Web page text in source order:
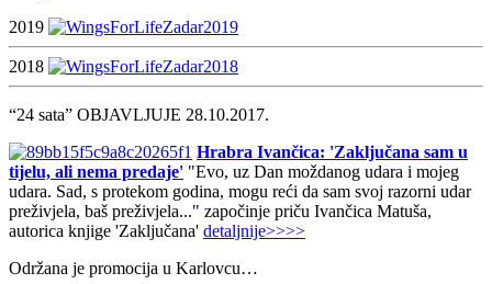
2019
2018
“24 sata” OBJAVLJUJE 28.10.2017.
Hrabra Ivančica: 'Zaključana sam u
tijelu, ali nema predaje' "Evo, uz Dan moždanog udara i mojeg
udara. Sad, s protekom godina, mogu reći da sam svoj razorni udar
preživjela, baš preživjela..." započinje priču Ivančica Matuša,
autorica knjige 'Zaključana' detaljnije>>>>
Održana je promocija u Karlovcu…